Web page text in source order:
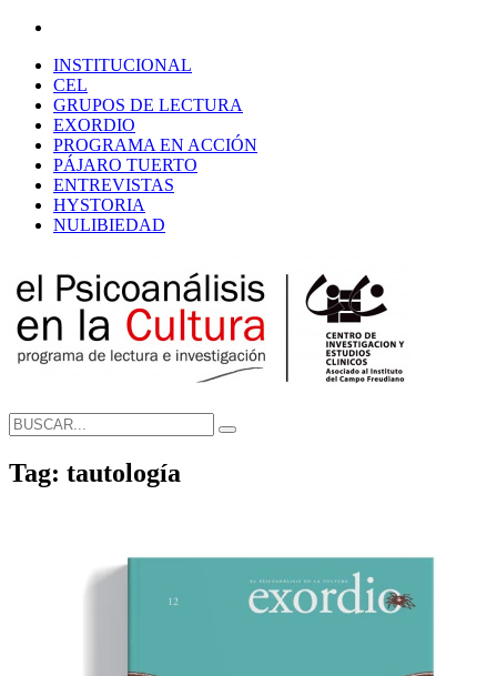
INSTITUCIONAL
CEL
GRUPOS DE LECTURA
EXORDIO
PROGRAMA EN ACCIÓN
PÁJARO TUERTO
ENTREVISTAS
HYSTORIA
NULIBIEDAD
Tag: tautología